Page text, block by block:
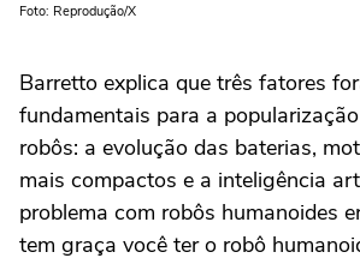
Foto: Reprodução/X
Barretto explica que três fatores
fundamentais para a
robôs: a evolução das baterias,
mais compactos e a inteligência
problema com robôs humanoides
tem graça você ter o robô